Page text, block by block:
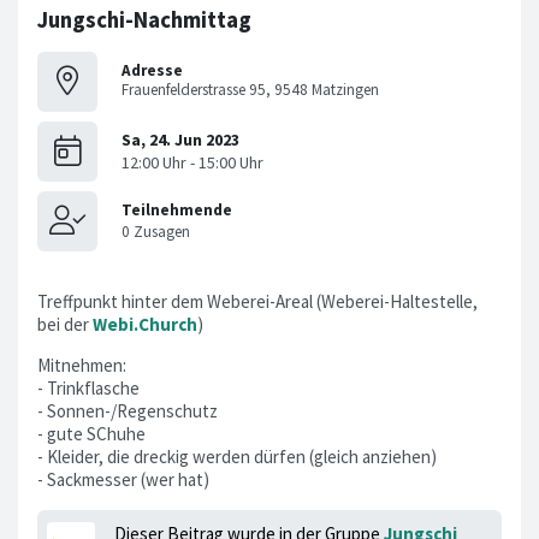
Jungschi-Nachmittag
Adresse
Frauenfelderstrasse 95, 9548 Matzingen
Treffpunkt hinter dem Weberei-Areal (Weberei-Haltestelle,
bei derWebi.Church)
Mitnehmen:
- Trinkflasche
- Sonnen-/Regenschutz
- gute SChuhe
- Kleider, die dreckig werden dürfen (gleich anziehen)
- Sackmesser (wer hat)
Dieser Beitrag wurde in der Gruppe Jungschi